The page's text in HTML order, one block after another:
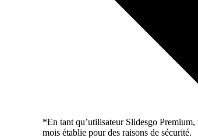
*En tant qu’utilisateur Slidesgo
mois établie pour des raisons de sécurité.